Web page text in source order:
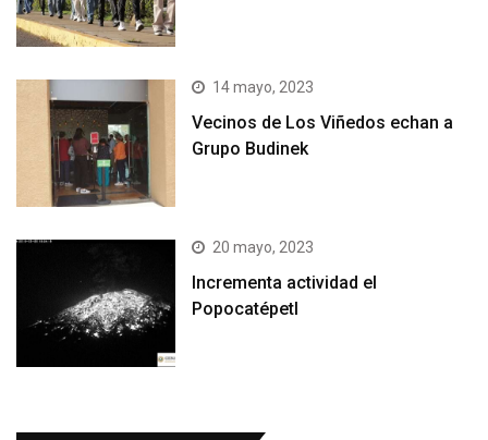
14 mayo, 2023
Vecinos de Los Viñedos echan a
Grupo Budinek
20 mayo, 2023
Incrementa actividad el
Popocatépetl